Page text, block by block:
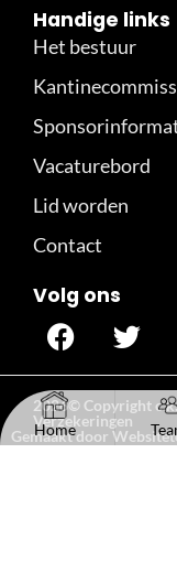
Home
Handige links
Het bestuur
Vacaturebord
Lid worden
Contact
Volg ons
2026© Copyright
Verzekeringen
Gemaakt door